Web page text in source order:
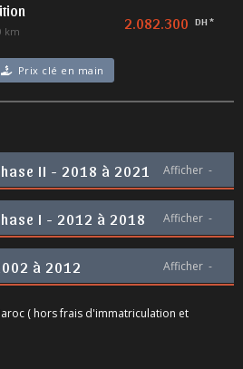
km 2.082.300 DH *
Prix clé en main
II - 2018 à 2021 Afficher -
I - 2012 à 2018 Afficher -
à 2012 Afficher -
( hors frais d'immatriculation et